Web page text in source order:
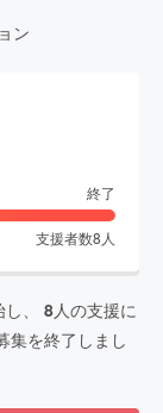
ン
終了
支援者数8人
、 8人の支援に
集を終了しまし